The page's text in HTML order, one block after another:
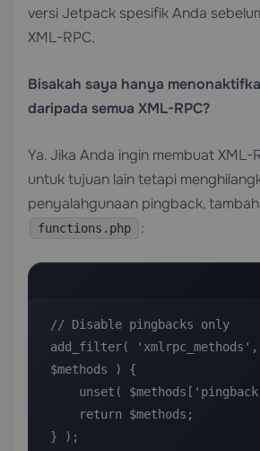
versi Jetpack spesifik Anda
XML-RPC.
Bisakah saya hanya
daripada semua XML-RPC?
Ya. Jika Anda ingin membuat
untuk tujuan lain tetapi
penyalahgunaan pingback,
functions.php :
// Disable pingbacks only
add_filter(
$methods ) {
} );